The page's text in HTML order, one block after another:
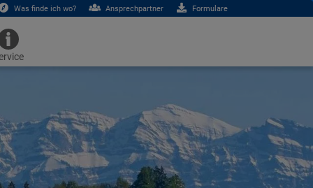
Was finde ich wo? Ansprechpartner Formulare